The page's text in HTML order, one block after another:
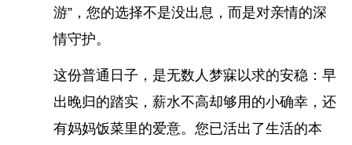
游”，您的选择不是没出息，而是对亲情的深
情守护。
这份普通日子，是无数人梦寐以求的安稳：早
出晚归的踏实，薪水不高却够用的小确幸，还
有妈妈饭菜里的爱意。您已活出了生活的本